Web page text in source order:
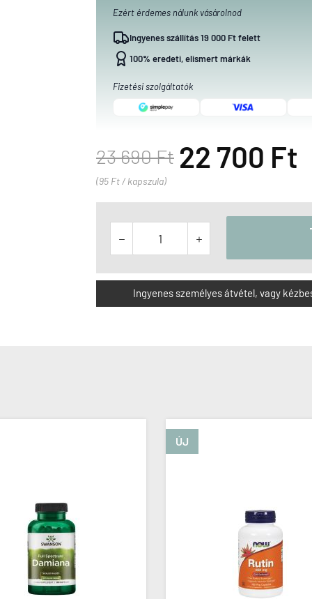
Ezért érdemes nálunk vásárolnod
Ingyenes szállítás 19 000 Ft felett
100% eredeti, elismert márkák
Fizetési szolgáltatók
23 690 Ft 22 700 Ft
(95 Ft / kapszula)
 
Ingyenes személyes átvétel, vagy
ÚJ